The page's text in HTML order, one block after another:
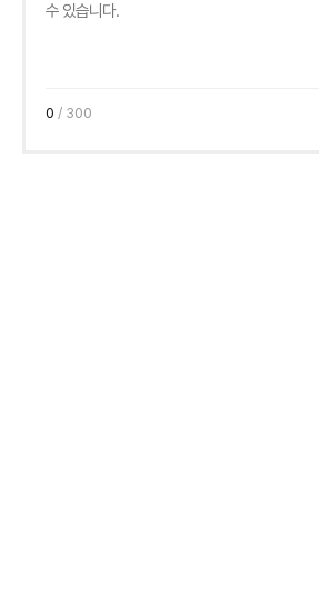
0 / 300